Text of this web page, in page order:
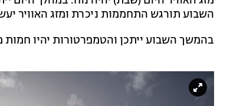
השבוע תורגש התחממות ניכרת ומזג האוויר
בהמשך השבוע ייתכן והטמפרטורות יהיו חמות